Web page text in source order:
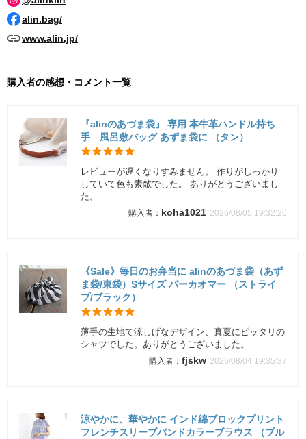
alin.bag/
www.alin.jp/
購入者の感想・コメント一覧
『alinのあづま袋』 専用 本牛革ハンドル持ち
手 風呂敷バッグ あずま袋に （タン）
レビューが遅くなりすみません。 作りがしっかり
していて色も素敵でした。 ありがとうございまし
た。
koha1021 2026/08/05 19:32:20
《Sale》毎日のお弁当に alinのあづま袋（あず
ま袋/東袋）Sサイズ パーカオマー （ストライ
プ/ブラック）
薄手の生地で涼しげなデザイン、真夏にピッタリの
シャツでした。ありがとうございました。
fjskw 2026/08/04 19:35:37
涼やかに、華やかに インド綿ブロックプリント
フレンチスリーブバンドカラーブラウス （ブル